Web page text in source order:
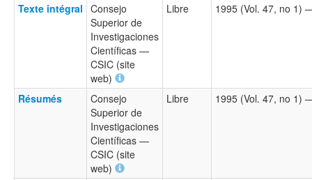
Texte intégral Consejo
Superior de
Investigaciones
Científicas —
CSIC (site
web)
Libre 1995 (Vol. 47, no
Résumés
Consejo
Superior de
Investigaciones
Científicas —
CSIC (site
web)
Libre 1995 (Vol. 47, no